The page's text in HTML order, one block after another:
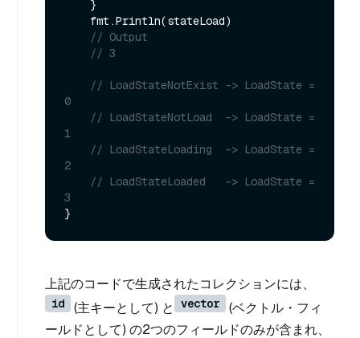
// Output
// 3
// LoadStateNotExist -> LoadState =
0
// LoadStateNotLoad  -> LoadState =
1
// LoadStateLoading  -> LoadState =
2
// LoadStateLoaded   -> LoadState =
3
上記のコードで生成されたコレクションには、
id (主キーとして) と vector
(ベクトル・フィ
ールドとして) の2つのフィールドのみが含まれ、